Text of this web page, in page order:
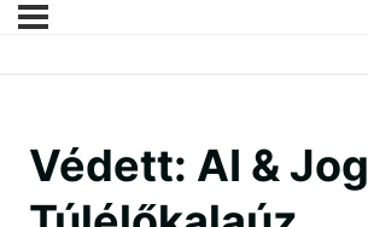
Védett: AI & Jog